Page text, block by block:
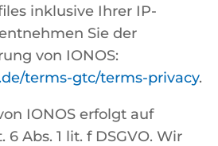
inklusive Ihrer IP-
Sie der
von IONOS:
terms-gtc/terms-privacy.
IONOS erfolgt auf
Abs. 1 lit. f DSGVO. Wir